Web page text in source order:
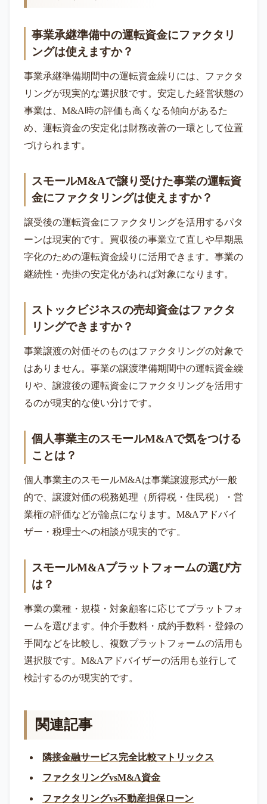
事業承継準備中の運転資金にファクタリ
ングは使えますか？
事業承継準備期間中の運転資金繰りには、ファクタ
リングが現実的な選択肢です。安定した経営状態の
事業は、M&A時の評価も高くなる傾向があるた
め、運転資金の安定化は財務改善の一環として位置
づけられます。
スモールM&Aで譲り受けた事業の運転資
金にファクタリングは使えますか？
譲受後の運転資金にファクタリングを活用するパタ
ーンは現実的です。買収後の事業立て直しや早期黒
字化のための運転資金繰りに活用できます。事業の
継続性・売掛の安定化があれば対象になります。
ストックビジネスの売却資金はファクタ
リングできますか？
事業譲渡の対価そのものはファクタリングの対象で
はありません。事業の譲渡準備期間中の運転資金繰
りや、譲渡後の運転資金にファクタリングを活用す
るのが現実的な使い分けです。
個人事業主のスモールM&Aで気をつける
ことは？
個人事業主のスモールM&Aは事業譲渡形式が一般
的で、譲渡対価の税務処理（所得税・住民税）・営
業権の評価などが論点になります。M&Aアドバイ
ザー・税理士への相談が現実的です。
スモールM&Aプラットフォームの選び方
は？
事業の業種・規模・対象顧客に応じてプラットフォ
ームを選びます。仲介手数料・成約手数料・登録の
手間などを比較し、複数プラットフォームの活用も
選択肢です。M&Aアドバイザーの活用も並行して
検討するのが現実的です。
関連記事
隣接金融サービス完全比較マトリックス
ファクタリングvsM&A資金
ファクタリングvs不動産担保ローン